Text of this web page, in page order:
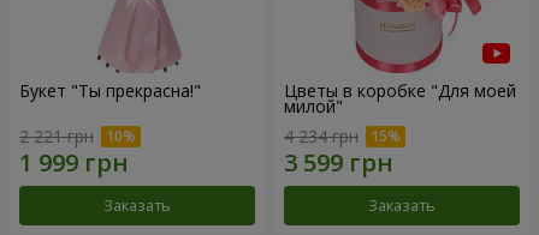
Букет "Ты прекрасна!"
2 221 грн
Заказать
Цветы в коробке "Для моей
милой"
4 234 грн
Заказать